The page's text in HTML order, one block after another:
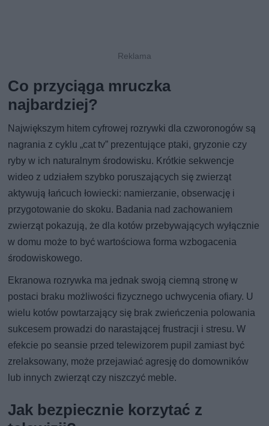
Co przyciąga mruczka
najbardziej?
Największym hitem cyfrowej rozrywki dla czworonogów są
nagrania z cyklu „cat tv” prezentujące ptaki, gryzonie czy
ryby w ich naturalnym środowisku. Krótkie sekwencje
wideo z udziałem szybko poruszających się zwierząt
aktywują łańcuch łowiecki: namierzanie, obserwację i
przygotowanie do skoku. Badania nad zachowaniem
zwierząt pokazują, że dla kotów przebywających wyłącznie
w domu może to być wartościowa forma wzbogacenia
środowiskowego.
Ekranowa rozrywka ma jednak swoją ciemną stronę w
postaci braku możliwości fizycznego uchwycenia ofiary. U
wielu kotów powtarzający się brak zwieńczenia polowania
sukcesem prowadzi do narastającej frustracji i stresu. W
efekcie po seansie przed telewizorem pupil zamiast być
zrelaksowany, może przejawiać agresję do domowników
lub innych zwierząt czy niszczyć meble.
Jak bezpiecznie korzytać z